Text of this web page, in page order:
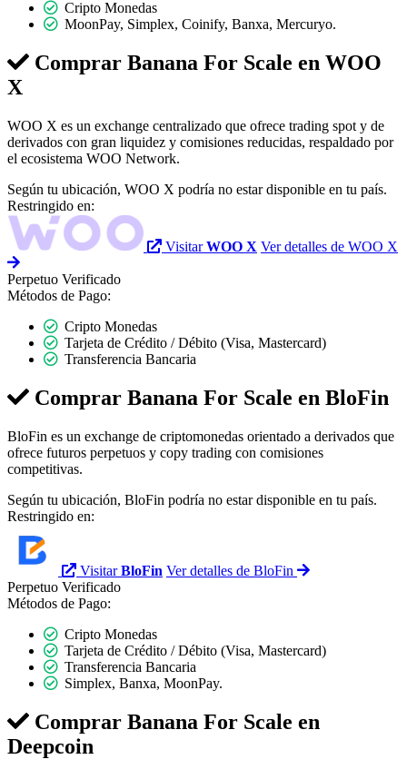
Cripto Monedas
MoonPay, Simplex, Coinify, Banxa, Mercuryo.
Comprar Banana For Scale en WOO
X
WOO X es un exchange centralizado que ofrece trading spot y de
derivados con gran liquidez y comisiones reducidas, respaldado por
el ecosistema WOO Network.
Según tu ubicación, WOO X podría no estar disponible en tu país.
Restringido en:
VisitarWOO X Ver detalles de WOO X
Perpetuo Verificado
Métodos de Pago:
Cripto Monedas
Tarjeta de Crédito / Débito (Visa, Mastercard)
Transferencia Bancaria
Comprar Banana For Scale en BloFin
BloFin es un exchange de criptomonedas orientado a derivados que
ofrece futuros perpetuos y copy trading con comisiones
competitivas.
Según tu ubicación, BloFin podría no estar disponible en tu país.
Restringido en:
VisitarBloFin Ver detalles de BloFin
Perpetuo Verificado
Métodos de Pago:
Cripto Monedas
Tarjeta de Crédito / Débito (Visa, Mastercard)
Transferencia Bancaria
Simplex, Banxa, MoonPay.
Comprar Banana For Scale en
Deepcoin